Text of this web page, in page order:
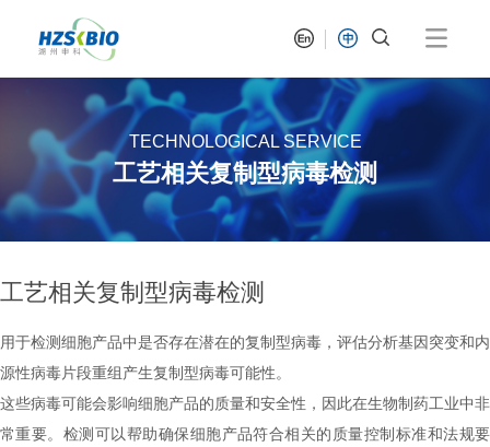
TECHNOLOGICAL SERVICE
工艺相关复制型病毒检测
工艺相关复制型病毒检测
用于检测细胞产品中是否存在潜在的复制型病毒，评估分析基因突变和内
源性病毒片段重组产生复制型病毒可能性。
这些病毒可能会影响细胞产品的质量和安全性，因此在生物制药工业中非
常重要。 检测可以帮助确保细胞产品符合相关的质量控制标准和法规要